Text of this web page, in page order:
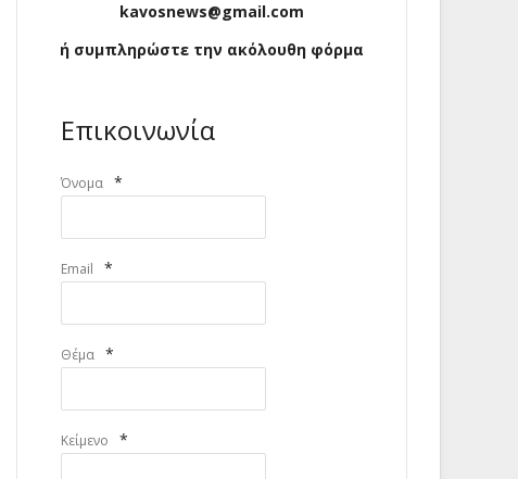
kavosnews@gmail.com
ή συμπληρώστε την ακόλουθη φόρμα
Επικοινωνία
Όνομα *
Email *
Θέμα *
Κείμενο *